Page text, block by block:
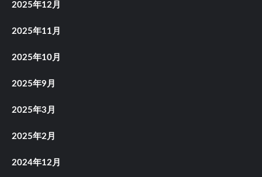
2025年12月
2025年11月
2025年10月
2025年9月
2025年3月
2025年2月
2024年12月